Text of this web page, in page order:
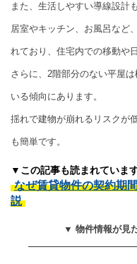
また、生活しやすい導線設計
居室やキッチン、お風呂など
れており、住宅内での移動や
さらに、2階部分のない平屋
いる傾向にあります。
揺れで建物が崩れるリスクが
も簡単です。
▼この記事も読まれていま
なぜ賃貸物件の契約期
説
▼ 物件情報が見